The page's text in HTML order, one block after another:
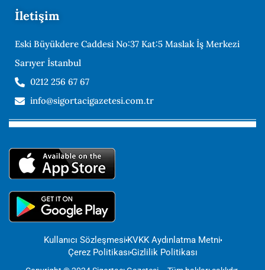
İletişim
Eski Büyükdere Caddesi No:37 Kat:5 Maslak İş Merkezi
Sarıyer İstanbul
0212 256 67 67
info@sigortacigazetesi.com.tr
Kullanıcı SözleşmesiKVKK Aydınlatma Metni
Çerez PolitikasıGizlilik Politikası